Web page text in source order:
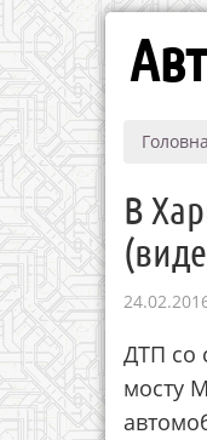
Головна
В
ДТП со
мосту